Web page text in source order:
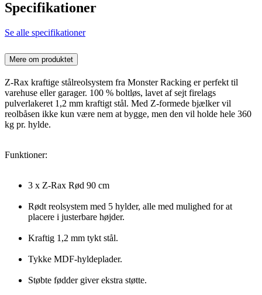
Specifikationer
Se alle specifikationer
Mere om produktet
Z-Rax kraftige stålreolsystem fra Monster Racking er perfekt til
varehuse eller garager. 100 % boltløs, lavet af sejt firelags
pulverlakeret 1,2 mm kraftigt stål. Med Z-formede bjælker vil
reolbåsen ikke kun være nem at bygge, men den vil holde hele 360 ​​
kg pr. hylde.
Funktioner:
3 x Z-Rax Rød 90 cm
Rødt reolsystem med 5 hylder, alle med mulighed for at
placere i justerbare højder.
Kraftig 1,2 mm tykt stål.
Tykke MDF-hyldeplader.
Støbte fødder giver ekstra støtte.